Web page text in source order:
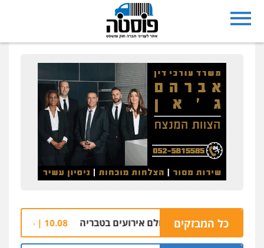
כל המבזקים
בהצתת אולם אירועים בטבריה 10.08 | 09:25 חשד: